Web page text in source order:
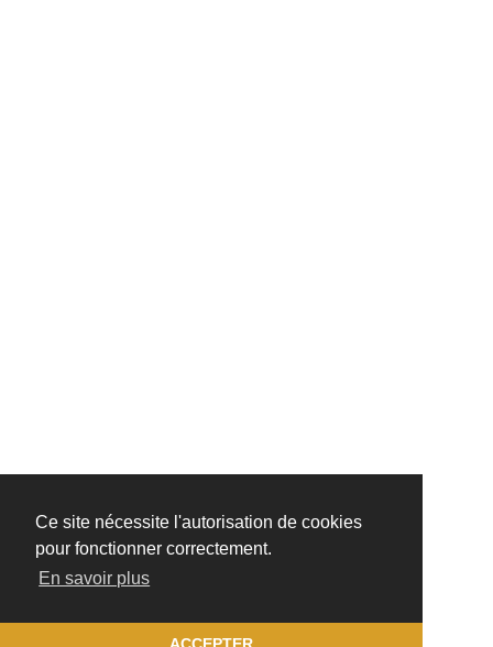
Ce site nécessite l'autorisation de cookies
pour fonctionner correctement.
En savoir plus